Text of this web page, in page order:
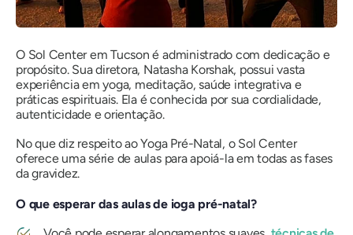
O Sol Center em Tucson é administrado com dedicação e
propósito. Sua diretora, Natasha Korshak, possui vasta
experiência em yoga, meditação, saúde integrativa e
práticas espirituais. Ela é conhecida por sua cordialidade,
autenticidade e orientação.
No que diz respeito ao Yoga Pré-Natal, o Sol Center
oferece uma série de aulas para apoiá-la em todas as fases
da gravidez.
O que esperar das aulas de ioga pré-natal?